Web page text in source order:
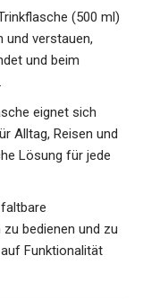
(500 ml)
verstauen,
und beim
eignet sich
Alltag, Reisen und
Lösung für jede
bedienen und zu
Funktionalität